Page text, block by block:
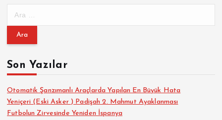
m
:Son Yazılar
Otomatik Şanzımanlı Araçlarda Yapılan En Büyük Hata
Yeniçeri (Eski Asker ) Padişah 2. Mahmut Ayaklanması
Futbolun Zirvesinde Yeniden İspanya